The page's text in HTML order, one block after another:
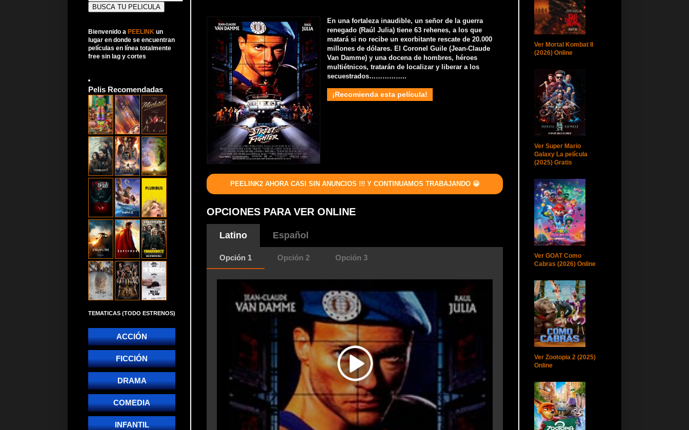
En una fortaleza inaudible, un señor de la guerra
renegado (Raúl Julia) tiene 63 rehenes, a los que
matará si no recibe un exorbitante rescate de 20.000
millones de dólares. El Coronel Guile (Jean-Claude
Van Damme) y una docena de hombres, héroes
multiétnicos, tratarán de localizar y liberar a los
secuestrados……………..
¡Recomienda esta película!
PEELINK2 AHORA CASI SIN ANUNCIOS !!! Y CONTINUAMOS TRABAJANDO 😀
OPCIONES PARA VER ONLINE
Latino Español
Opción 1 Opción 2 Opción 3
Bienvenido a PEELINK un
lugar en donde se encuentran
películas en línea totalmente
free sin lag y cortes
Pelis Recomendadas
TEMATICAS (TODO ESTRENOS)
ACCIÓN
FICCIÓN
DRAMA
COMEDIA
INFANTIL
Ver Mortal Kombat II
(2026) Online
Ver Super Mario
Galaxy La película
(2025) Gratis
Ver GOAT Como
Cabras (2026) Online
Ver Zootopia 2 (2025)
Online